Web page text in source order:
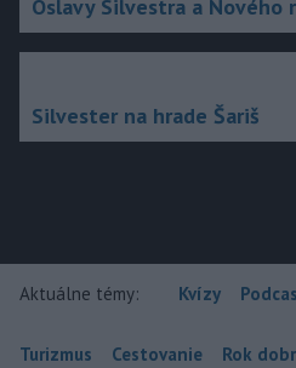
Oslavy Silvestra a Nového
Silvester na hrade Šariš
Aktuálne témy: Kvízy
Turizmus Cestovanie Rok